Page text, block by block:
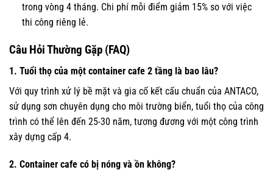
trong vòng 4 tháng. Chi phí mỗi điểm giảm 15% so với việc
thi công riêng lẻ.
Câu Hỏi Thường Gặp (FAQ)
1. Tuổi thọ của một container cafe 2 tầng là bao lâu?
Với quy trình xử lý bề mặt và gia cố kết cấu chuẩn của ANTACO,
sử dụng sơn chuyên dụng cho môi trường biển, tuổi thọ của công
trình có thể lên đến 25-30 năm, tương đương với một công trình
xây dựng cấp 4.
2. Container cafe có bị nóng và ồn không?